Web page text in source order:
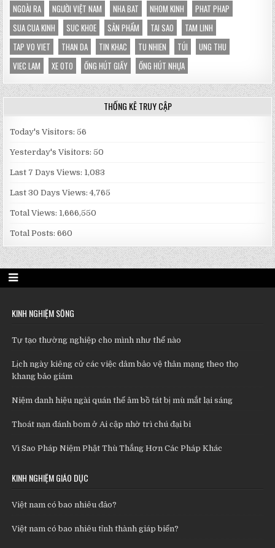
NGOÀI RA
NGƯỜI VIỆT NAM NHA BAT NHOM KINH
PHAT PHAP
SUA CUA KINH
SUC KHOE SẢN PHẨM TAI SAO
TAM LINH
TAP VO VIET
THAN DA TIN KHAC TU NHIEN TÚI
UNG THU
VIEC LAM
XE OTO ỐNG HÚT GIẤY ỐNG HÚT NHỰA
THỐNG KÊ TRUY CẬP
Today's Visitors:56
Yesterday's Visitors:50
Last 7 Days Views: 1,083
Last 30 Days Views:4,765
Total Views: 1,666,550
Total Posts:660
KINH NGHIỆM SỐNG
Tự tạo thường nghiệp cho mình như thế nào
Lịch ngày kiêng cử các việc dâm bảo vệ thân mạng theo thọ
khang bảo giám
Niệm danh hiệu ngài quán thế âm bồ tát bị mù mắt lại sáng
Thoát nạn đánh bom ở Ai cập nhờ trì chú đại bi
Vì Sao Pháp Niệm Phật Thù Thắng Hơn Các Pháp Khác
KINH NGHIỆM GIÁO DỤC
Việt nam có bao nhiêu đảo?
Việt nam có bao nhiêu tỉnh thành giáp biển?